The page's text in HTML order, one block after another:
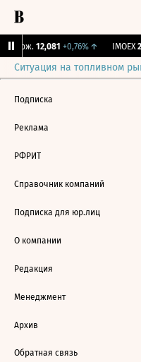
Бирж. 12,081 +0,76%↑ IMOEX 2
Ситуация на топливном
Подписка
Реклама
РФРИТ
Справочник компаний
Подписка для юр.лиц
О компании
Редакция
Менеджмент
Архив
Обратная связь